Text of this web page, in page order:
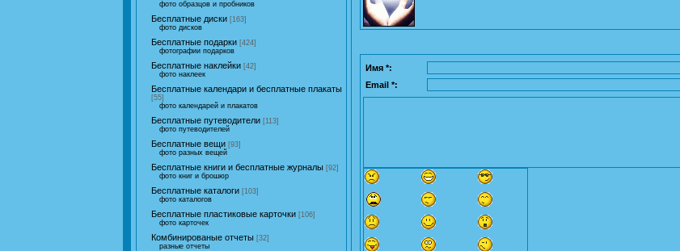
фото образцов и пробников
Бесплатные диски [163]
фото дисков
Бесплатные подарки [424]
фотографии подарков
Бесплатные наклейки [42]
фото наклеек
Бесплатные календари и бесплатные плакаты
[55]
фото календарей и плакатов
Бесплатные путеводители [113]
фото путеводителей
Бесплатные вещи [93]
фото разных вещей
Бесплатные книги и бесплатные журналы [92]
фото книг и брошюр
Бесплатные каталоги [103]
фото каталогов
Бесплатные пластиковые карточки [106]
фото карточек
Комбинированые отчеты [32]
разные отчеты
Имя *:
Email *: